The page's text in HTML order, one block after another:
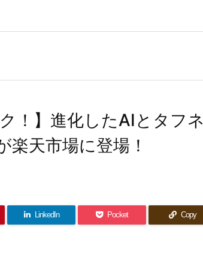
！】進化したAIとタフネ
天市場に登場！
LinkedIn Pocket Copy